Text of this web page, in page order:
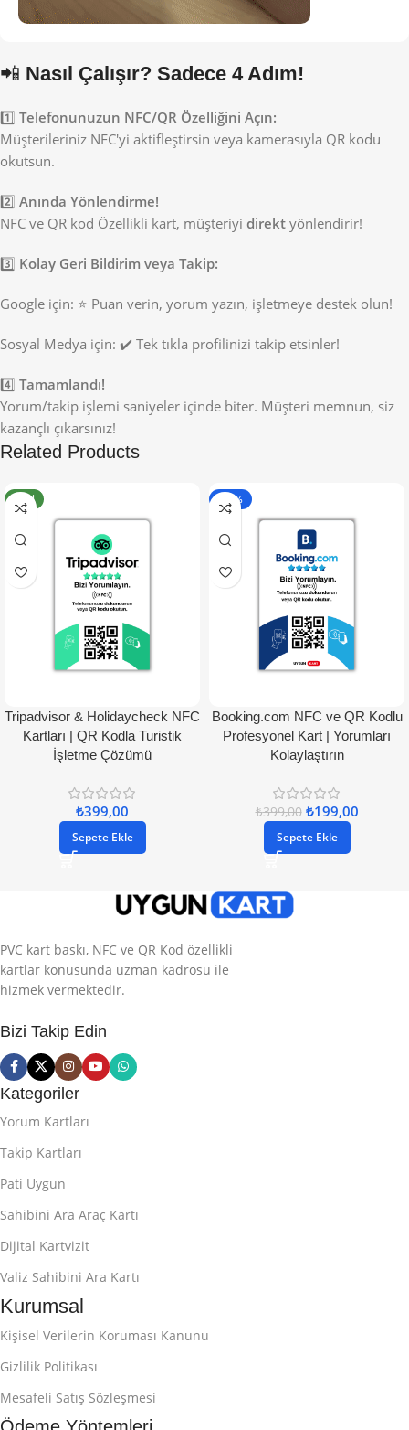
📲 Nasıl Çalışır? Sadece 4 Adım!
1️⃣ Telefonunuzun NFC/QR Özelliğini Açın:
Müşterileriniz NFC'yi aktifleştirsin veya kamerasıyla QR kodu
okutsun.
2️⃣ Anında Yönlendirme!
NFC ve QR kod Özellikli kart, müşteriyi direkt yönlendirir!
3️⃣ Kolay Geri Bildirim veya Takip:
Google için: ⭐ Puan verin, yorum yazın, işletmeye destek olun!
Sosyal Medya için: ✔️ Tek tıkla profilinizi takip etsinler!
4️⃣ Tamamlandı!
Yorum/takip işlemi saniyeler içinde biter. Müşteri memnun, siz
kazançlı çıkarsınız!
Related Products
YENI
Tripadvisor & Holidaycheck NFC
Kartları | QR Kodla Turistik
İşletme Çözümü
₺399,00
Sepete Ekle
- 50%
Booking.com NFC ve QR Kodlu
Profesyonel Kart | Yorumları
Kolaylaştırın
₺399,00 ₺199,00
Sepete Ekle
PVC kart baskı, NFC ve QR Kod özellikli
kartlar konusunda uzman kadrosu ile
hizmek vermektedir.
Bizi Takip Edin
Kategoriler
Yorum Kartları
Takip Kartları
Pati Uygun
Sahibini Ara Araç Kartı
Dijital Kartvizit
Valiz Sahibini Ara Kartı
Kurumsal
Kişisel Verilerin Koruması Kanunu
Gizlilik Politikası
Mesafeli Satış Sözleşmesi